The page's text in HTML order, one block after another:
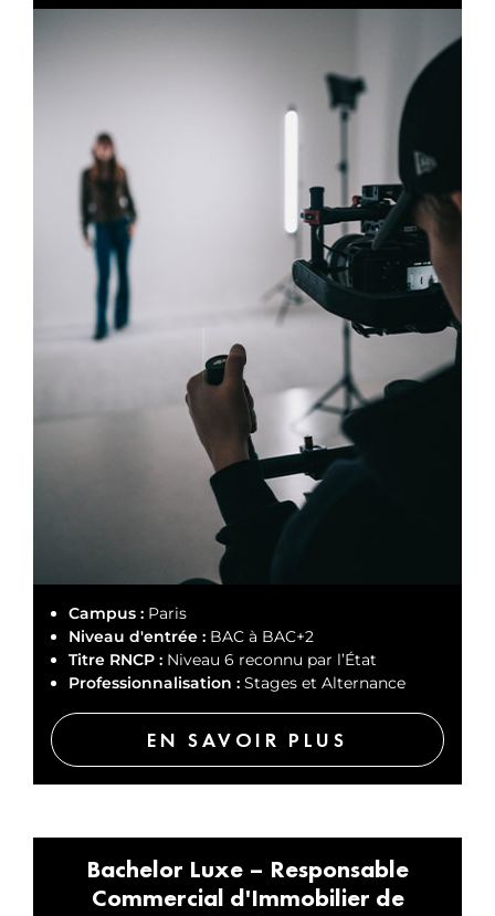
Campus : Paris
Niveau d'entrée : BAC à BAC+2
Titre RNCP : Niveau 6 reconnu par l’État
Professionnalisation : Stages et Alternance
EN SAVOIR PLUS
Bachelor Luxe – Responsable
Commercial d'Immobilier de